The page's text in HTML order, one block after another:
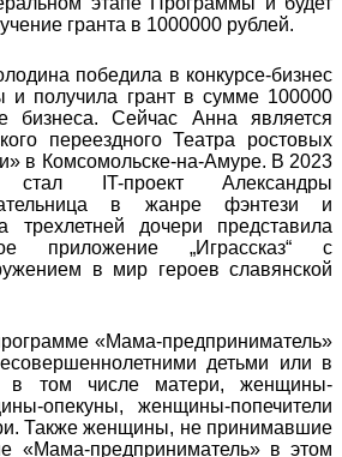
гранта в 1000000 рублей.
победила в конкурсе-бизнес
и получила грант в сумме 100000
бизнеса. Сейчас Анна является
переездного Театра ростовых
в Комсомольске-на-Амуре. В 2023
IT-проект Александры
в жанре фэнтези и
трехлетней дочери представила
приложение „Играссказ“ с
в мир героев славянской
«Мама-предприниматель»
детьми или в
в том числе матери, женщины-
опекуны, женщины-попечители
Также женщины, не принимавшие
«Мама-предприниматель» в этом